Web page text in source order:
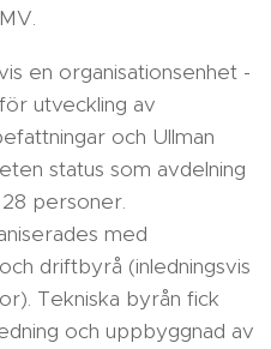
en organisationsenhet -
utveckling av
och Ullman
status som avdelning
personer.
med
driftbyrå (inledningsvis
Tekniska byrån fick
och uppbyggnad av